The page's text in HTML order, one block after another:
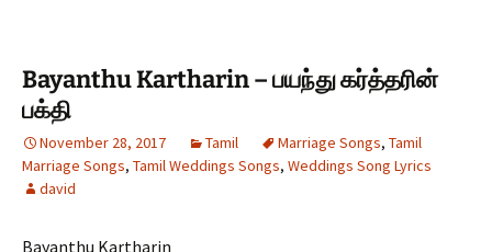
Bayanthu Kartharin – பயந்து கர்த்தரின்
பக்தி
November 28, 2017 Tamil Marriage Songs, Tamil
Marriage Songs, Tamil Weddings Songs, Weddings Song Lyrics
david
Bayanthu Kartharin